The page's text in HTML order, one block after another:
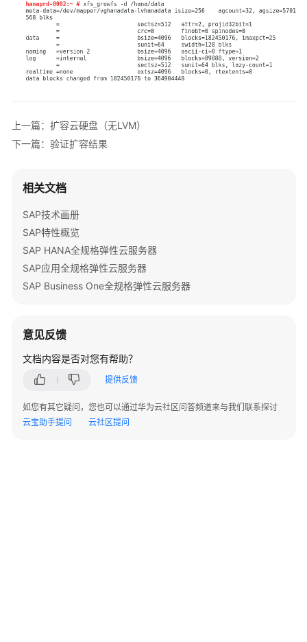
装
佳
实
践
同
可
高
用
部
署
最
佳
华
为
云
Business
One
上一篇：扩容云硬盘（无LVM）
下一篇：验证扩容结果
相关文档
SAP技术画册
SAP特性概览
SAP HANA全规格弹性云服务器
SAP应用全规格弹性云服务器
SAP Business One全规格弹性云服务器
意见反馈
文档内容是否对您有帮助？
提供反馈
如您有其它疑问，您也可以通过华为云社区问答频道来与我们联系探讨
云宝助手提问
云社区提问